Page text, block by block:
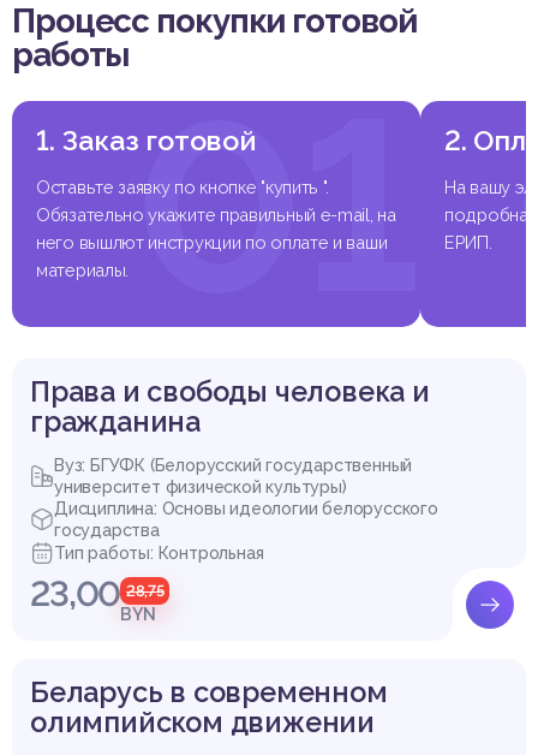
Процесс покупки готовой
работы
01
1. Заказ готовой
Оставьте заявку по кнопке "купить ".
Обязательно укажите правильный e-mail, на
него вышлют инструкции по оплате и ваши
материалы.
2.
На вашу
подробная
ЕРИП.
Права и свободы человека и
гражданина
Вуз: БГУФК (Белорусский государственный
университет физической культуры)
Дисциплина: Основы идеологии белорусского
государства
Тип работы: Контрольная
23,00 28,75
BYN
Беларусь в современном
олимпийском движении